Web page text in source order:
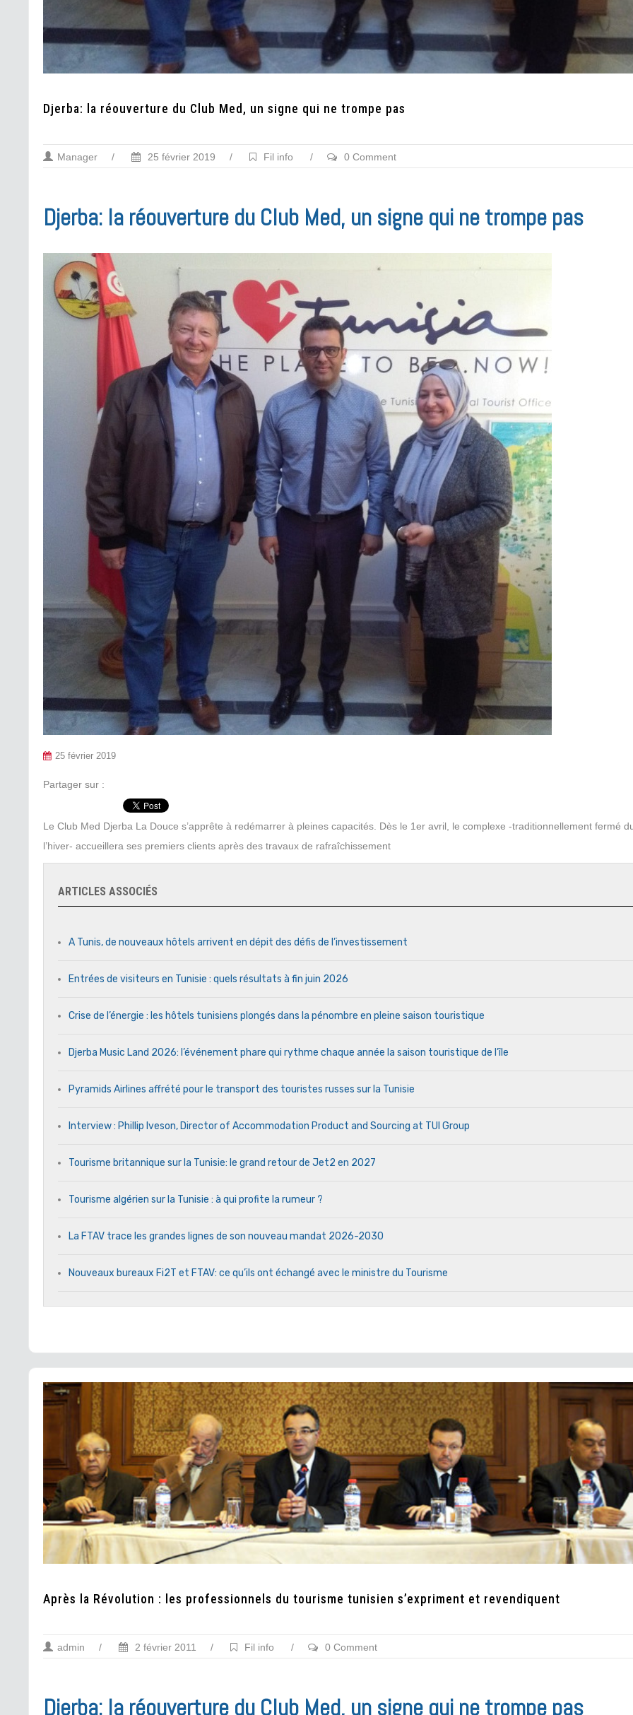
Djerba: la réouverture du Club Med, un signe qui ne trompe pas
Manager / 25 février 2019 / Fil info / 0 Comment
Djerba: la réouverture du Club Med, un signe qui ne trompe pas
25 février 2019
Partager sur :
Le Club Med Djerba La Douce s’apprête à redémarrer à pleines capacités. Dès le 1er avril, le complexe -traditionnellement fermé
l’hiver- accueillera ses premiers clients après des travaux de rafraîchissement
ARTICLES ASSOCIÉS
A Tunis, de nouveaux hôtels arrivent en dépit des défis de l’investissement
Entrées de visiteurs en Tunisie : quels résultats à fin juin 2026
Crise de l’énergie : les hôtels tunisiens plongés dans la pénombre en pleine saison touristique
Djerba Music Land 2026: l’événement phare qui rythme chaque année la saison touristique de l’île
Pyramids Airlines affrété pour le transport des touristes russes sur la Tunisie
Interview : Phillip Iveson, Director of Accommodation Product and Sourcing at TUI Group
Tourisme britannique sur la Tunisie: le grand retour de Jet2 en 2027
Tourisme algérien sur la Tunisie : à qui profite la rumeur ?
La FTAV trace les grandes lignes de son nouveau mandat 2026-2030
Nouveaux bureaux Fi2T et FTAV: ce qu’ils ont échangé avec le ministre du Tourisme
Après la Révolution : les professionnels du tourisme tunisien s’expriment et revendiquent
admin / 2 février 2011 / Fil info / 0 Comment
Djerba: la réouverture du Club Med, un signe qui ne trompe pas